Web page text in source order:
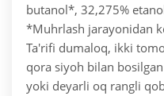
butanol*, 32,275%
*Muhrlash jarayonidan
Ta'rifi dumaloq, ikki
qora siyoh bilan
yoki deyarli oq rangli